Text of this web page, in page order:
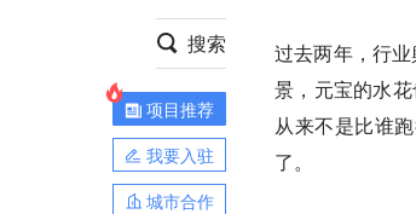
搜索
项目推荐
我要入驻
城市合作
过去两年，行
景，元宝的水
从来不是比谁
了。